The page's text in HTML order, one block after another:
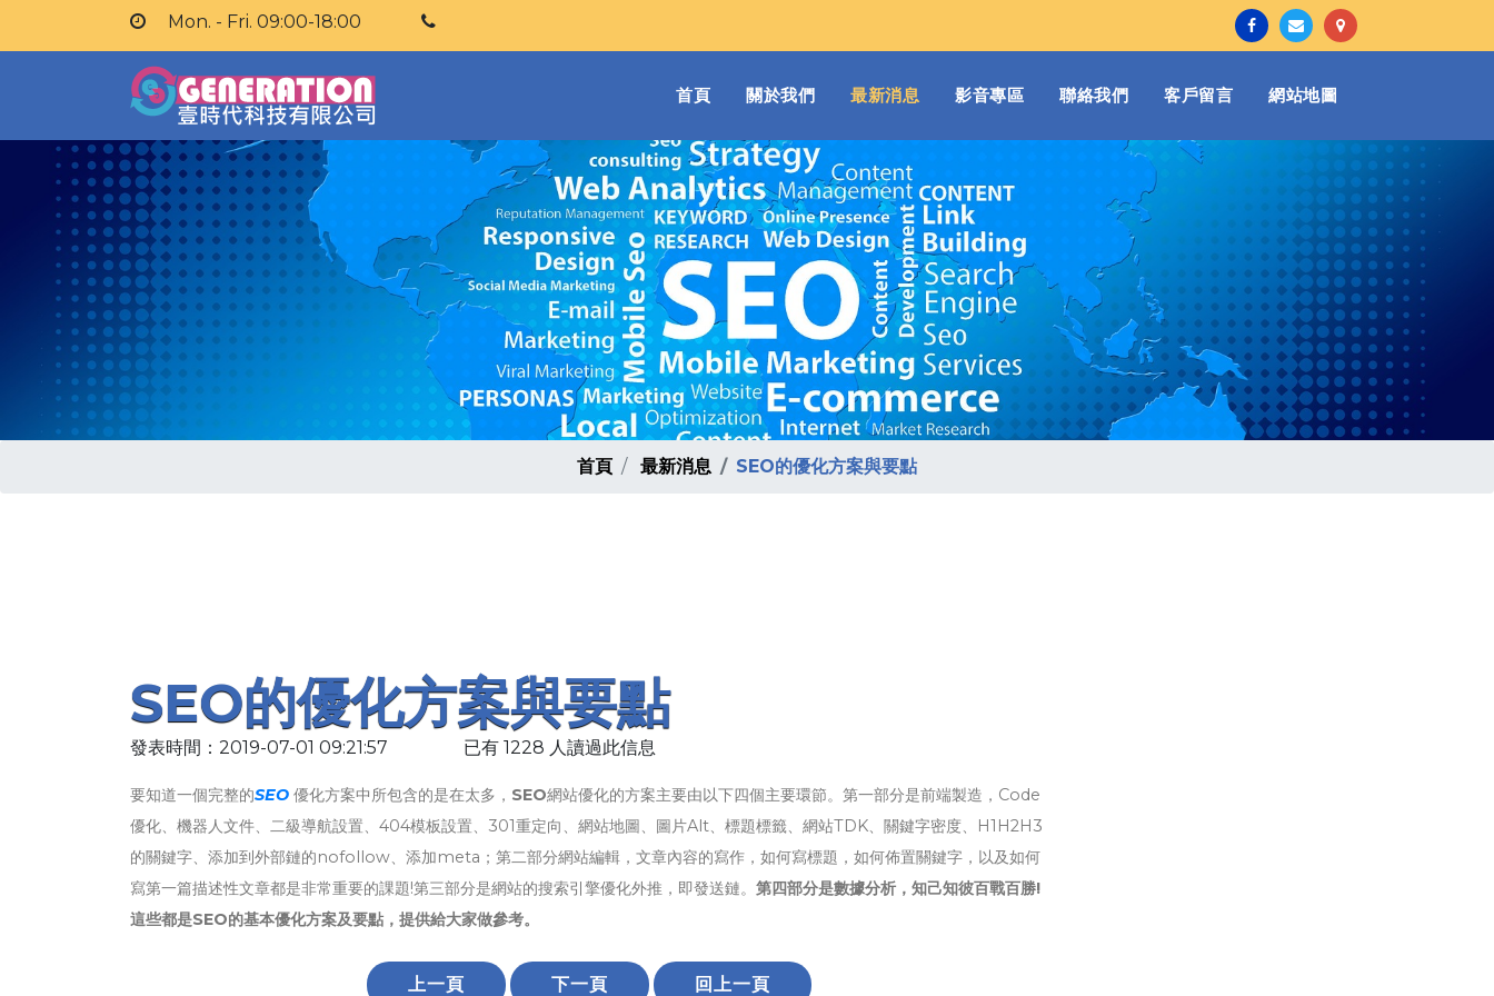
Mon. - Fri. 09:00-18:00
首頁(current)
關於我們 最新消息 影音專區 聯絡我們 客戶留言 網站地圖
首頁 最新消息 SEO的優化方案與要點
SEO的優化方案與要點
發表時間：2019-07-01 09:21:57 已有 1228 人讀過此信息
要知道一個完整的SEO 優化方案中所包含的是在太多， SEO網站優化的方案主要由以下四個主要環節。第一部分是前端製造，Code
優化、機器人文件、二級導航設置、404模板設置、301重定向、網站地圖、圖片Alt、標題標籤、網站TDK、關鍵字密度、H1H2H3
的關鍵字、添加到外部鏈的nofollow、添加meta；第二部分網站編輯，文章內容的寫作，如何寫標題，如何佈置關鍵字，以及如何
寫第一篇描述性文章都是非常重要的課題!第三部分是網站的搜索引擎優化外推，即發送鏈。 第四部分是數據分析，知己知彼百戰百勝!
這些都是SEO的基本優化方案及要點，提供給大家做參考。
上一頁 下一頁 回上一頁